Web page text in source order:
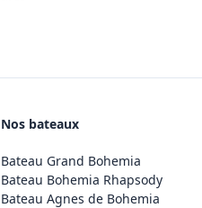
Nos bateaux
Bateau Grand Bohemia
Bateau Bohemia Rhapsody
Bateau Agnes de Bohemia